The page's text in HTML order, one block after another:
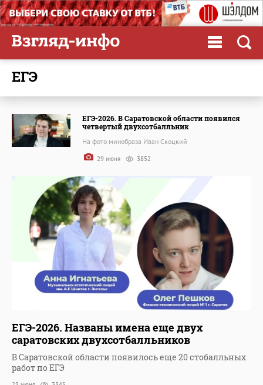
ЕГЭ
ЕГЭ-2026. В Саратовской области появился
четвертый двухсотбалльник
На фото минобраза Иван Скоцкий
29 июня 3852
ЕГЭ-2026. Названы имена еще двух
саратовских двухсотбалльников
В Саратовской области появилось еще 20 стобалльных
работ по ЕГЭ